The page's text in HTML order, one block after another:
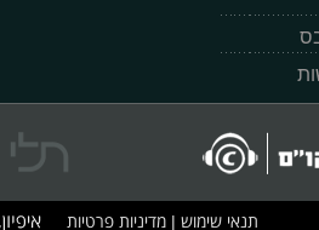
תנאי שימוש |מדיניות פרטיות